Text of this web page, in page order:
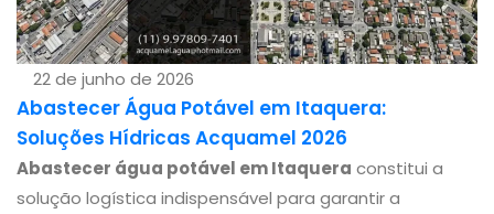
22 de junho de 2026
Abastecer Água Potável em Itaquera:
Soluções Hídricas Acquamel 2026
Abastecer água potável em Itaquera constitui a
solução logística indispensável para garantir a